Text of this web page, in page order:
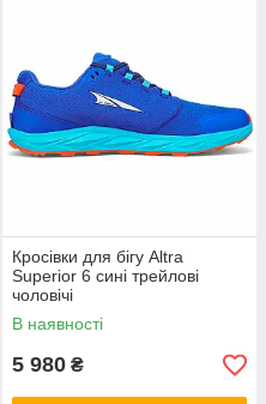
Кросівки для бігу Altra
Superior 6 сині трейлові
чоловічі
В наявності
5 980 ₴